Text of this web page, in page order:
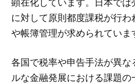
に対して原則都度課税が行
や帳簿管理が求められていま
各国で税率や申告手法が異
ルな金融発展における課題